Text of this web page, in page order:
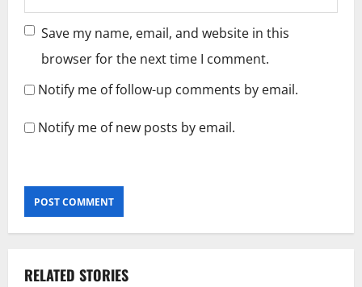
Save my name, email, and website in this
browser for the next time I comment.
Notify me of follow-up comments by email.
Notify me of new posts by email.
RELATED STORIES